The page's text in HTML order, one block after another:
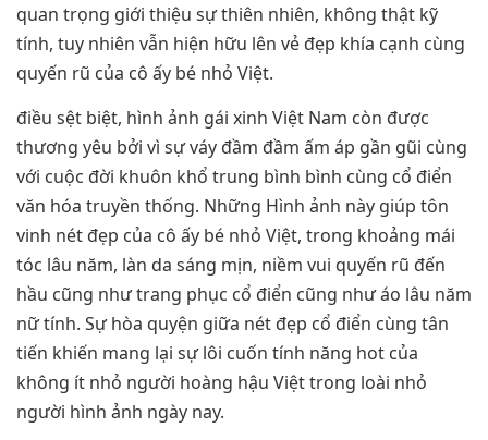
quan trọng giới thiệu sự thiên nhiên, không thật kỹ
tính, tuy nhiên vẫn hiện hữu lên vẻ đẹp khía cạnh cùng
quyến rũ của cô ấy bé nhỏ Việt.
điều sệt biệt, hình ảnh gái xinh Việt Nam còn được
thương yêu bởi vì sự váy đầm đầm ấm áp gần gũi cùng
với cuộc đời khuôn khổ trung bình bình cùng cổ điển
văn hóa truyền thống. Những Hình ảnh này giúp tôn
vinh nét đẹp của cô ấy bé nhỏ Việt, trong khoảng mái
tóc lâu năm, làn da sáng mịn, niềm vui quyến rũ đến
hầu cũng như trang phục cổ điển cũng như áo lâu năm
nữ tính. Sự hòa quyện giữa nét đẹp cổ điển cùng tân
tiến khiến mang lại sự lôi cuốn tính năng hot của
không ít nhỏ người hoàng hậu Việt trong loài nhỏ
người hình ảnh ngày nay.